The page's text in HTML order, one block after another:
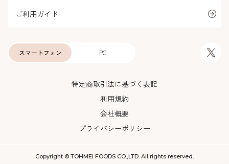
ご利用ガイド
PC
スマートフォン
特定商取引法に基づく表記
利用規約
会社概要
プライバシーポリシー
Copyright © TOHMEI FOODS CO.,LTD. All rights reserved.